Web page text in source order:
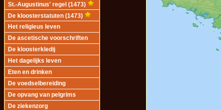
St.-Augustinus' regel (1473)
De kloosterstatuten (1473)
Het religieus leven
De ascetische voorschriften
De kloosterkledij
Het dagelijks leven
Eten en drinken
De voedselbereiding
De opvang van pelgrims
De ziekenzorg